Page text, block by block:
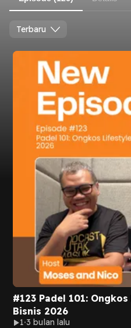
Terbaru
#123 Padel 101:
Bisnis 2026
1 3 bulan lalu